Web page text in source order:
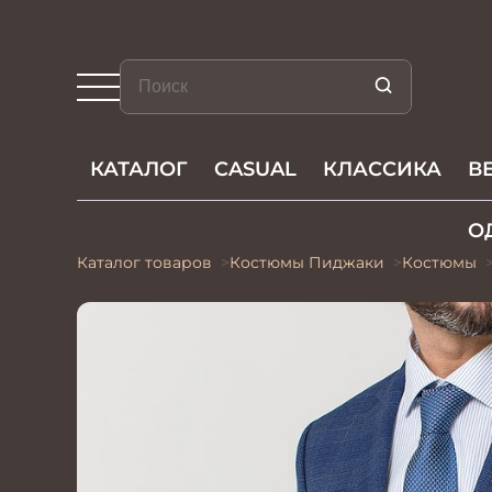
КАТАЛОГ CASUAL КЛАССИКА
Каталог товаров Костюмы Пиджаки Костюмы